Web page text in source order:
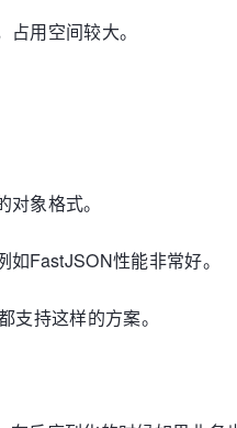
占用空间较大。
象格式。
如FastJSON性能非常好。
支持这样的方案。